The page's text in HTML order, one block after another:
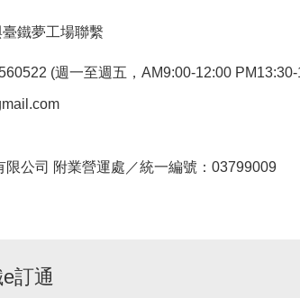
鐵夢工場聯繫
(週一至週五，AM9:00-12:00
公司 附業營運處／統一編號：03799009
訂通